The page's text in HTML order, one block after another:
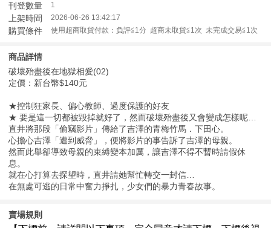
刊登數量 1
上架時間 2026-06-26 13:42:17
購買條件 使用超商取貨付款：負評≦1分 超商未取貨≦1次 未完成交易≦1次
商品詳情
破壞殆盡後在地獄相愛(02)
定價：新台幣$140元
★控制狂家長、偏心教師、過度保護的好友
★ 要是這一切都被毀掉就好了，然而破壞殆盡後又會變成怎樣呢…
直井將那段「偷竊影片」傳給了吉澤的青梅竹馬．下田心。
心擔心吉澤「遭到威脅」，便將影片的事告訴了吉澤的母親。
然而此舉卻導致母親的束縛變本加厲，讓吉澤不得不暫時請假休
息。
就在心打算去探望時，直井請她幫忙轉交一封信…
在無處可逃的日常中奮力掙扎，少女們的暴力青春故事。
賣場規則